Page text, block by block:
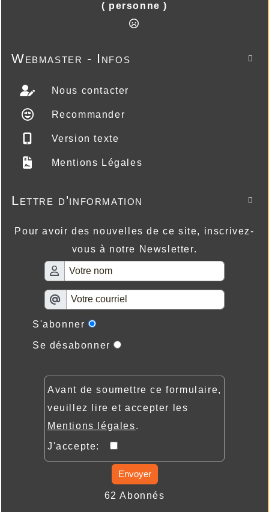
( personne )

Webmaster - Infos
Nous contacter
Recommander
Version texte
Mentions Légales

Lettre d'information
Pour avoir des nouvelles de ce site, inscrivez-
vous à notre Newsletter.
S'abonner
Se désabonner
Avant de soumettre ce formulaire,
veuillez lire et accepter les
Mentions légales.
J'accepte:
Envoyer
62 Abonnés